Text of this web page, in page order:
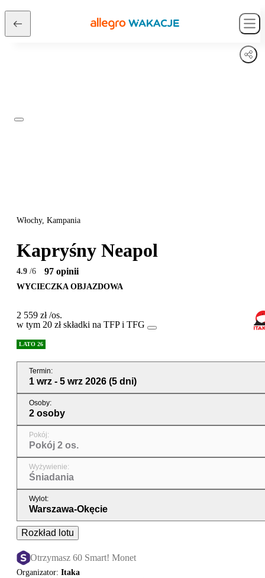
Włochy, Kampania
Kapryśny Neapol
4.9 /6 97 opinii
WYCIECZKA OBJAZDOWA
2 559 zł/os.
w tym 20 zł składki na TFP i TFG
LATO 26
Termin:
1 wrz - 5 wrz 2026 (5 dni)
Osoby:
2 osoby
Pokój:
Pokój 2 os.
Wyżywienie:
Śniadania
Wylot:
Warszawa-Okęcie
Rozkład lotu
Otrzymasz 60 Smart! Monet
Organizator: Itaka